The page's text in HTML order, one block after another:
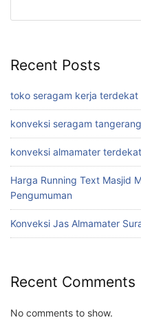
Recent Posts
toko seragam kerja terdekat
konveksi seragam tangerang
konveksi almamater terdekat
Harga Running Text Masjid
Pengumuman
Konveksi Jas Almamater
Recent Comments
No comments to show.